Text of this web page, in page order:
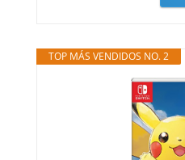
TOP MÁS VENDIDOS NO. 2